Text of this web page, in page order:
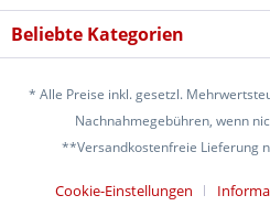
Beliebte Kategorien
* Alle Preise inkl. gesetzl.
Nachnahmegebühren, wenn
**Versandkostenfreie Lieferung
Cookie-Einstellungen